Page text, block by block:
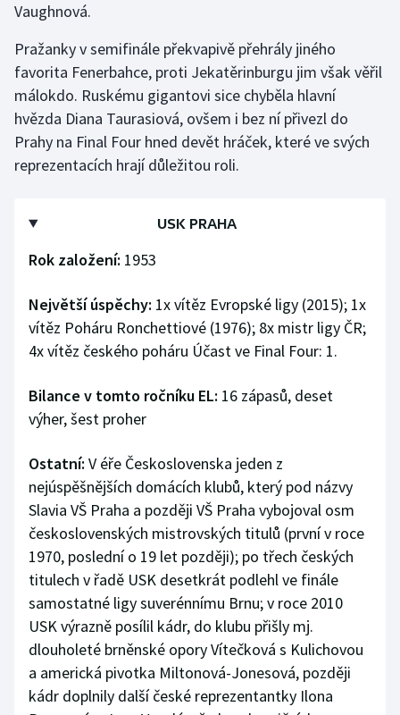
Judo
Krasobruslení
Lezení
Olympijské hry
Plavání
Plážový volejbal
Ragby
Rychlobruslení
Rychlostní kanoistika
Short track
Sportovní střelba
Vaughnová.
Pražanky v semifinále překvapivě přehrály jiného
favorita Fenerbahce, proti Jekatěrinburgu jim však věřil
málokdo. Ruskému gigantovi sice chyběla hlavní
hvězda Diana Taurasiová, ovšem i bez ní přivezl do
Prahy na Final Four hned devět hráček, které ve svých
reprezentacích hrají důležitou roli.
USK PRAHA
Rok založení: 1953
Největší úspěchy: 1x vítěz Evropské ligy (2015); 1x
vítěz Poháru Ronchettiové (1976); 8x mistr ligy ČR;
4x vítěz českého poháru Účast ve Final Four: 1.
Bilance v tomto ročníku EL: 16 zápasů, deset
výher, šest proher
Ostatní: V éře Československa jeden z
nejúspěšnějších domácích klubů, který pod názvy
Slavia VŠ Praha a později VŠ Praha vybojoval osm
československých mistrovských titulů (první v roce
1970, poslední o 19 let později); po třech českých
titulech v řadě USK desetkrát podlehl ve finále
samostatné ligy suverénnímu Brnu; v roce 2010
USK výrazně posílil kádr, do klubu přišly mj.
dlouholeté brněnské opory Vítečková s Kulichovou
a americká pivotka Miltonová-Jonesová, později
kádr doplnily další české reprezentantky Ilona